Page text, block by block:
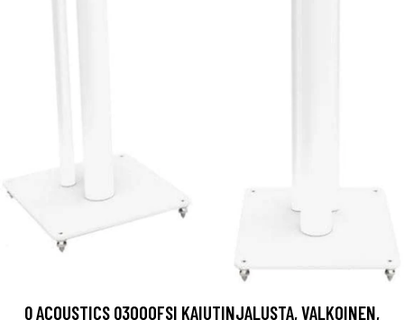
Q ACOUSTICS Q3000FSI KAIUTINJALUSTA, VALKOINEN,